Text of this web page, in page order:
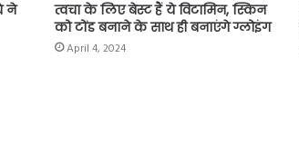
ने
त्वचा के लिए बेस्ट हैं ये विटामिन, स्किन
को टोंड बनाने के साथ ही बनाएंगे ग्लोइंग
April 4, 2024